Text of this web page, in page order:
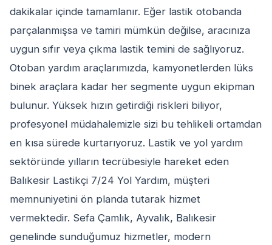
dakikalar içinde tamamlanır. Eğer lastik otobanda
parçalanmışsa ve tamiri mümkün değilse, aracınıza
uygun sıfır veya çıkma lastik temini de sağlıyoruz.
Otoban yardım araçlarımızda, kamyonetlerden lüks
binek araçlara kadar her segmente uygun ekipman
bulunur. Yüksek hızın getirdiği riskleri biliyor,
profesyonel müdahalemizle sizi bu tehlikeli ortamdan
en kısa sürede kurtarıyoruz. Lastik ve yol yardım
sektöründe yılların tecrübesiyle hareket eden
Balıkesir Lastikçi 7/24 Yol Yardım, müşteri
memnuniyetini ön planda tutarak hizmet
vermektedir. Sefa Çamlık, Ayvalık, Balıkesir
genelinde sunduğumuz hizmetler, modern